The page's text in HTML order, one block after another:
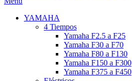
YAMAHA
4 Tiempos
Yamaha F2.5 a F25
Yamaha F30 a F70
Yamaha F80 a F130
Yamaha F150 a F300
Yamaha F375 a F450